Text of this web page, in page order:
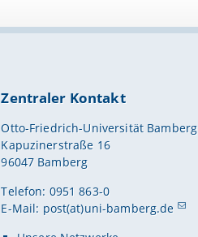
Zentraler Kontakt
Otto-Friedrich-Universität Bamberg
Kapuzinerstraße 16
96047 Bamberg
Telefon: 0951 863-0
E-Mail: post(at)uni-bamberg.de